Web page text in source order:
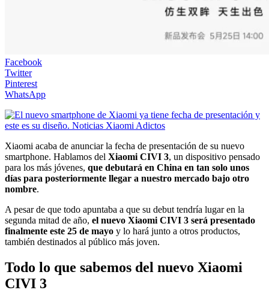
Facebook
Twitter
Pinterest
WhatsApp
Xiaomi acaba de anunciar la fecha de presentación de su nuevo
smartphone. Hablamos del Xiaomi CIVI 3, un dispositivo pensado
para los más jóvenes, que debutará en China en tan solo unos
días para posteriormente llegar a nuestro mercado bajo otro
nombre.
A pesar de que todo apuntaba a que su debut tendría lugar en la
segunda mitad de año, el nuevo Xiaomi CIVI 3 será presentado
finalmente este 25 de mayo y lo hará junto a otros productos,
también destinados al público más joven.
Todo lo que sabemos del nuevo Xiaomi
CIVI 3